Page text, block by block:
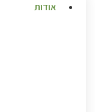
אודות